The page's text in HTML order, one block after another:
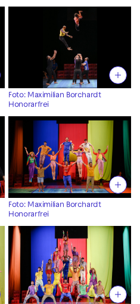
Foto: Maximilian Borchardt
Honorarfrei
Foto: Maximilian Borchardt
Honorarfrei